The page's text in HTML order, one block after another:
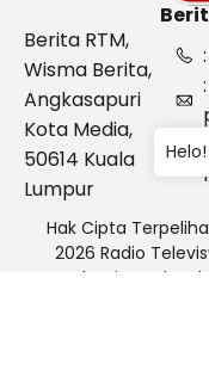
Berita RTM,
Wisma Berita,
Angkasapuri
Kota Media,
50614 Kuala
Lumpur
:
Hak Cipta
2026 Radio
Malaysia, Berita